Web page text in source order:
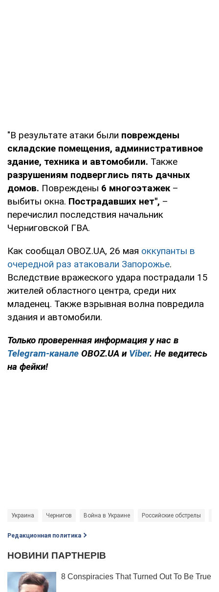
"В результате атаки были повреждены
складские помещения, административное
здание, техника и автомобили. Также
разрушениям подверглись пять дачных
домов. Повреждены 6 многоэтажек –
выбиты окна. Пострадавших нет", –
перечислил последствия начальник
Черниговской ГВА.
Как сообщал OBOZ.UA, 26 мая оккупанты в
очередной раз атаковали Запорожье.
Вследствие вражеского удара пострадали 15
жителей областного центра, среди них
младенец. Также взрывная волна повредила
здания и автомобили.
Только проверенная информация у нас в
Telegram-канале OBOZ.UA и Viber. Не ведитесь
на фейки!
Украина Чернигов Война в Украине Российские обстрелы
Редакционная политика